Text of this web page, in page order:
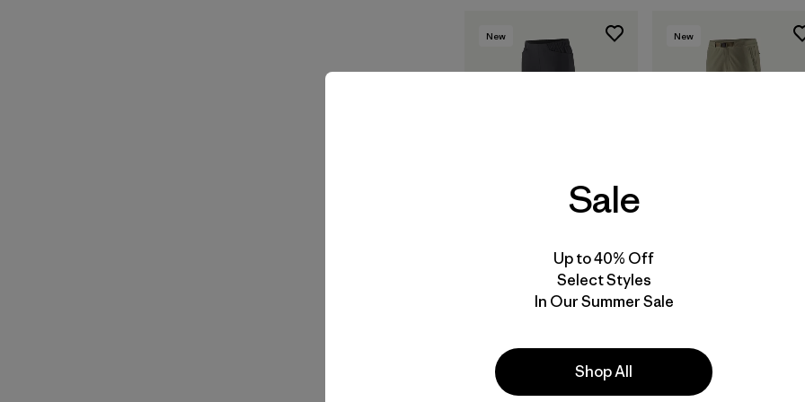
New
W's Chambeau Rock
Valoración: 3.8 / 5
(21)
New
Pants - Regular
Sale
Up to 40% Off
Select Styles
In Our Summer Sale
Shop All